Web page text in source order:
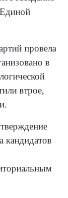
провела
в
втрое,
кандидатов